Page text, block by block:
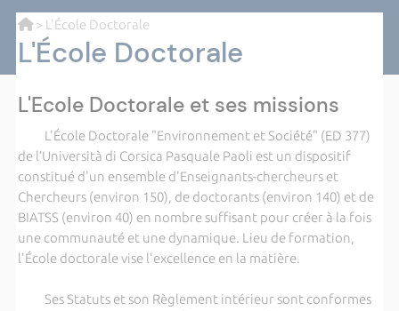
> L'École Doctorale
L'École Doctorale
L'Ecole Doctorale et ses missions
L'École Doctorale "Environnement et Société" (ED 377)
de l’Università di Corsica Pasquale Paoli est un dispositif
constitué d'un ensemble d'Enseignants-chercheurs et
Chercheurs (environ 150), de doctorants (environ 140) et de
BIATSS (environ 40) en nombre suffisant pour créer à la fois
une communauté et une dynamique. Lieu de formation,
l'École doctorale vise l'excellence en la matière.
Ses Statuts et son Règlement intérieur sont conformes